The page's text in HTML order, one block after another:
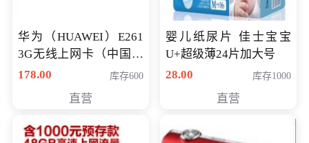
华为（HUAWEI）E261
3G无线上网卡（中国联
通）
178.00 库存600
直营
婴儿纸尿片 佳士宝宝
U+超级薄24片加大号
28.00
库存1000
直营